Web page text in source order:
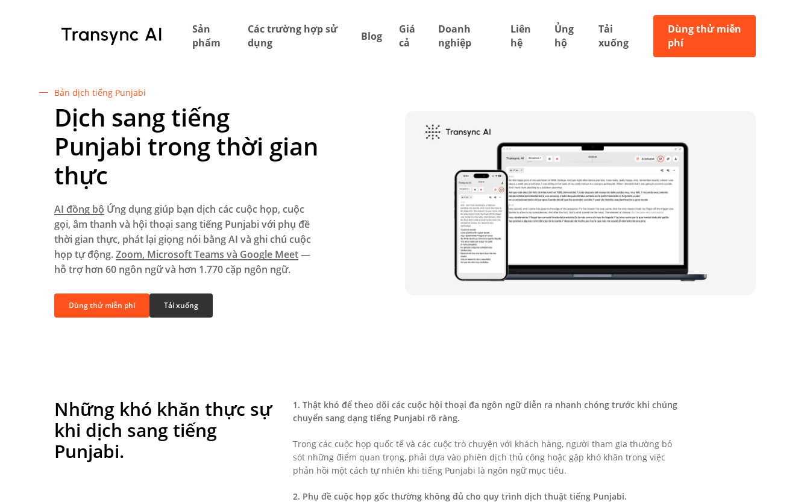
Sản
phẩm
Các trường hợp sử
dụng
Blog
Giá
cả
Doanh
nghiệp
Liên
hệ
Ủng
hộ
Tải
xuống
Dùng thử miễn
phí
Bản dịch tiếng Punjabi
Dịch sang tiếng
Punjabi trong thời gian
thực
AI đồng bộ Ứng dụng giúp bạn dịch các cuộc họp, cuộc
gọi, âm thanh và hội thoại sang tiếng Punjabi với phụ đề
thời gian thực, phát lại giọng nói bằng AI và ghi chú cuộc
họp tự động.Zoom, Microsoft Teams và Google Meet—
hỗ trợ hơn 60 ngôn ngữ và hơn 1.770 cặp ngôn ngữ.
Dùng thử miễn phí Tải xuống
Những khó khăn thực sự
khi dịch sang tiếng
Punjabi.
1. Thật khó để theo dõi các cuộc hội thoại đa ngôn ngữ diễn ra nhanh chóng trước khi chúng
chuyển sang dạng tiếng Punjabi rõ ràng.
Trong các cuộc họp quốc tế và các cuộc trò chuyện với khách hàng, người tham gia thường bỏ
sót những điểm quan trọng, phải dựa vào phiên dịch thủ công hoặc gặp khó khăn trong việc
phản hồi một cách tự nhiên khi tiếng Punjabi là ngôn ngữ mục tiêu.
2. Phụ đề cuộc họp gốc thường không đủ cho quy trình dịch thuật tiếng Punjabi.